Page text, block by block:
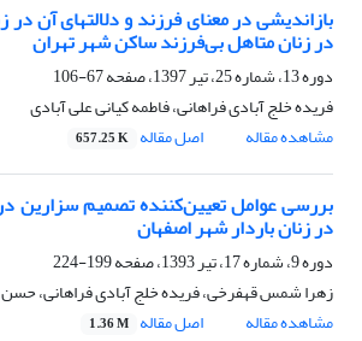
بازاندیشی در معنای فرزند و دلالتهای آن
در زنان متاهل بی‌فرزند ساکن شهر تهران
دوره 13، شماره 25، تیر 1397، صفحه
67-106
فریده خلج آبادی فراهانی، فاطمه کیانی علی آبادی
مشاهده مقاله
اصل مقاله 657.25 K
بررسی عوامل تعیین‌کننده تصمیم سزارین در
در زنان باردار شهر اصفهان
دوره 9، شماره 17، تیر 1393، صفحه
199-224
زهرا شمس قهفرخی، فریده خلج آبادی فراهانی،
مشاهده مقاله
اصل مقاله 1.36 M